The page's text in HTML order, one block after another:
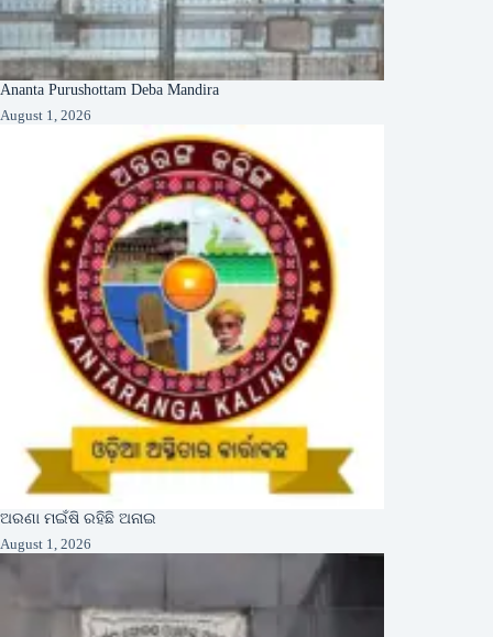
Ananta Purushottam Deba Mandira
August 1, 2026
ଅରଣା ମଇଁଷି ରହିଛି ଅନାଇ
August 1, 2026